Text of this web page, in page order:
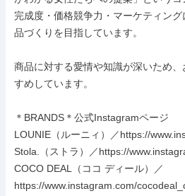
完成度・価格競争力・マーケティン
品づくりを目指しています。
商品に対する愛情や知識が深いため
すめしています。
＊BRANDS＊公式Instagramページ
LOUNIE（ルーニィ）／https://
Stola.（ストラ）／https://
COCO DEAL（ココ ディール）／
https://www.instagram.com/